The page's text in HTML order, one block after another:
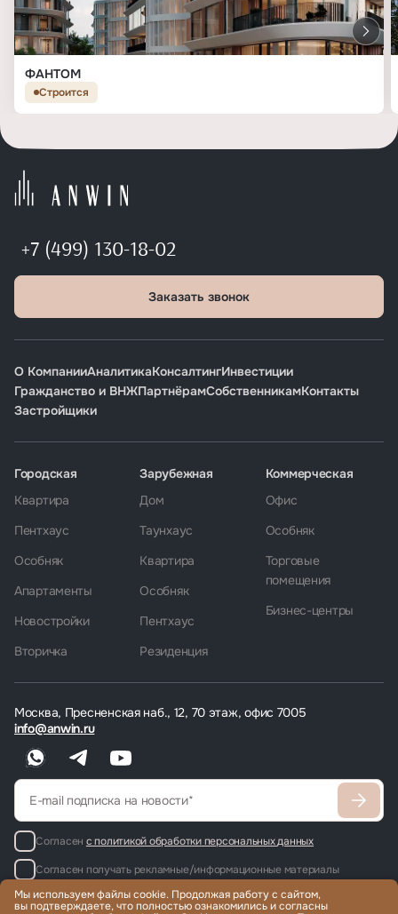
ФАНТОМ
Строится
+7 (499) 130-18-02
Заказать звонок
О КомпанииАналитикаКонсалтингИнвестиции
Гражданство и ВНЖПартнёрамСобственникамКонтакты
Застройщики
Москва, Пресненская наб., 12, 70 этаж, офис 7005
info@anwin.ru
Согласен с политикой обработки персональных данных
Согласен получать рекламные/информационные материалы
Городская
Квартира
Пентхаус
Особняк
Апартаменты
Новостройки
Вторичка
Зарубежная
Дом
Таунхаус
Квартира
Особняк
Пентхаус
Резиденция
Коммерческая
Офис
Особняк
Торговые
помещения
Бизнес-центры
Мы используем файлы cookie. Продолжая работу с сайтом,
вы подтверждаете, что полностью ознакомились и согласны